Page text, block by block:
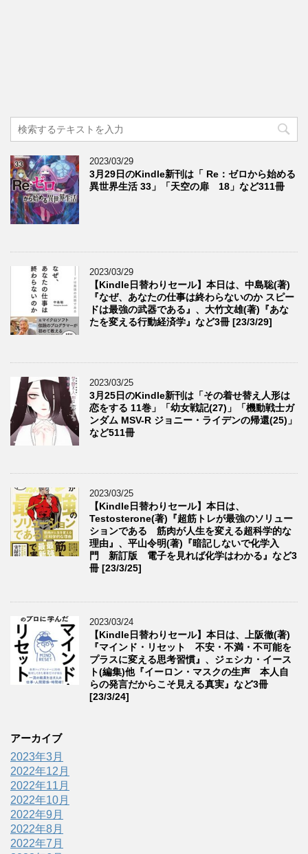
2023/03/29
3月29日のKindle新刊は「 Re：ゼロから始める
異世界生活 33」「天空の扉 18」など311冊
2023/03/29
【Kindle日替わりセール】本日は、中島聡(著)
『なぜ、あなたの仕事は終わらないのか スピー
ドは最強の武器である』、大竹文雄(著)『あな
たを変える行動経済学』など3冊 [23/3/29]
2023/03/25
3月25日のKindle新刊は「その着せ替え人形は
恋をする 11巻」「幼女戦記(27)」「機動戦士ガ
ンダム MSV-R ジョニー・ライデンの帰還(25)」
など511冊
2023/03/25
【Kindle日替わりセール】本日は、
Testosterone(著)『超筋トレが最強のソリュー
ションである 筋肉が人生を変える超科学的な
理由』、平山令明(著)『暗記しないで化学入
門 新訂版 電子を見れば化学はわかる』など3
冊 [23/3/25]
2023/03/24
【Kindle日替わりセール】本日は、上阪徹(著)
『マインド・リセット 不安・不満・不可能を
プラスに変える思考習慣』、ジェシカ・イース
ト(編集)他『イーロン・マスクの生声 本人自
らの発言だからこそ見える真実』など3冊
[23/3/24]
アーカイブ
2023年3月
2022年12月
2022年11月
2022年10月
2022年9月
2022年8月
2022年7月